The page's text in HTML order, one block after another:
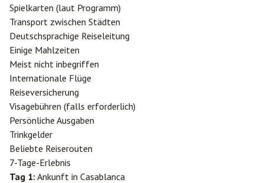
Spielkarten (laut Programm)
Transport zwischen Städten
Deutschsprachige Reiseleitung
Einige Mahlzeiten
Meist nicht inbegriffen
Internationale Flüge
Reiseversicherung
Visagebühren (falls erforderlich)
Persönliche Ausgaben
Trinkgelder
Beliebte Reiserouten
7-Tage-Erlebnis
Tag 1: Ankunft in Casablanca